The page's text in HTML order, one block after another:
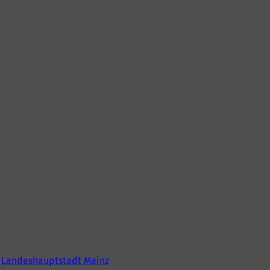
Landeshauptstadt Mainz